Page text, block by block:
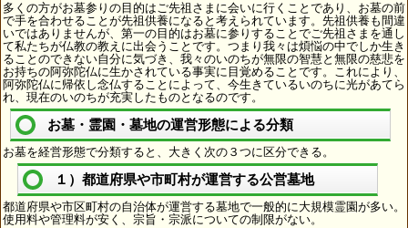
多くの方がお墓参りの目的はご先祖さまに会いに行くことであり、お墓の前
で手を合わせることが先祖供養になると考えられています。先祖供養も間違
いではありませんが、第一の目的はお墓に参りすることでご先祖さまを通し
て私たちが仏教の教えに出会うことです。つまり我々は煩悩の中でしか生き
ることのできない自分に気づき、我々のいのちが無限の智慧と無限の慈悲を
お持ちの阿弥陀仏に生かされている事実に目覚めることです。これにより、
阿弥陀仏に帰依し念仏することによって、今生きているいのちに光があてら
れ、現在のいのちが充実したものとなるのです。
お墓・霊園・墓地の運営形態による分類
お墓を経営形態で分類すると、大きく次の３つに区分できる。
１）都道府県や市町村が運営する公営墓地
都道府県や市区町村の自治体が運営する墓地で一般的に大規模霊園が多い。
使用料や管理料が安く、宗旨・宗派についての制限がない。